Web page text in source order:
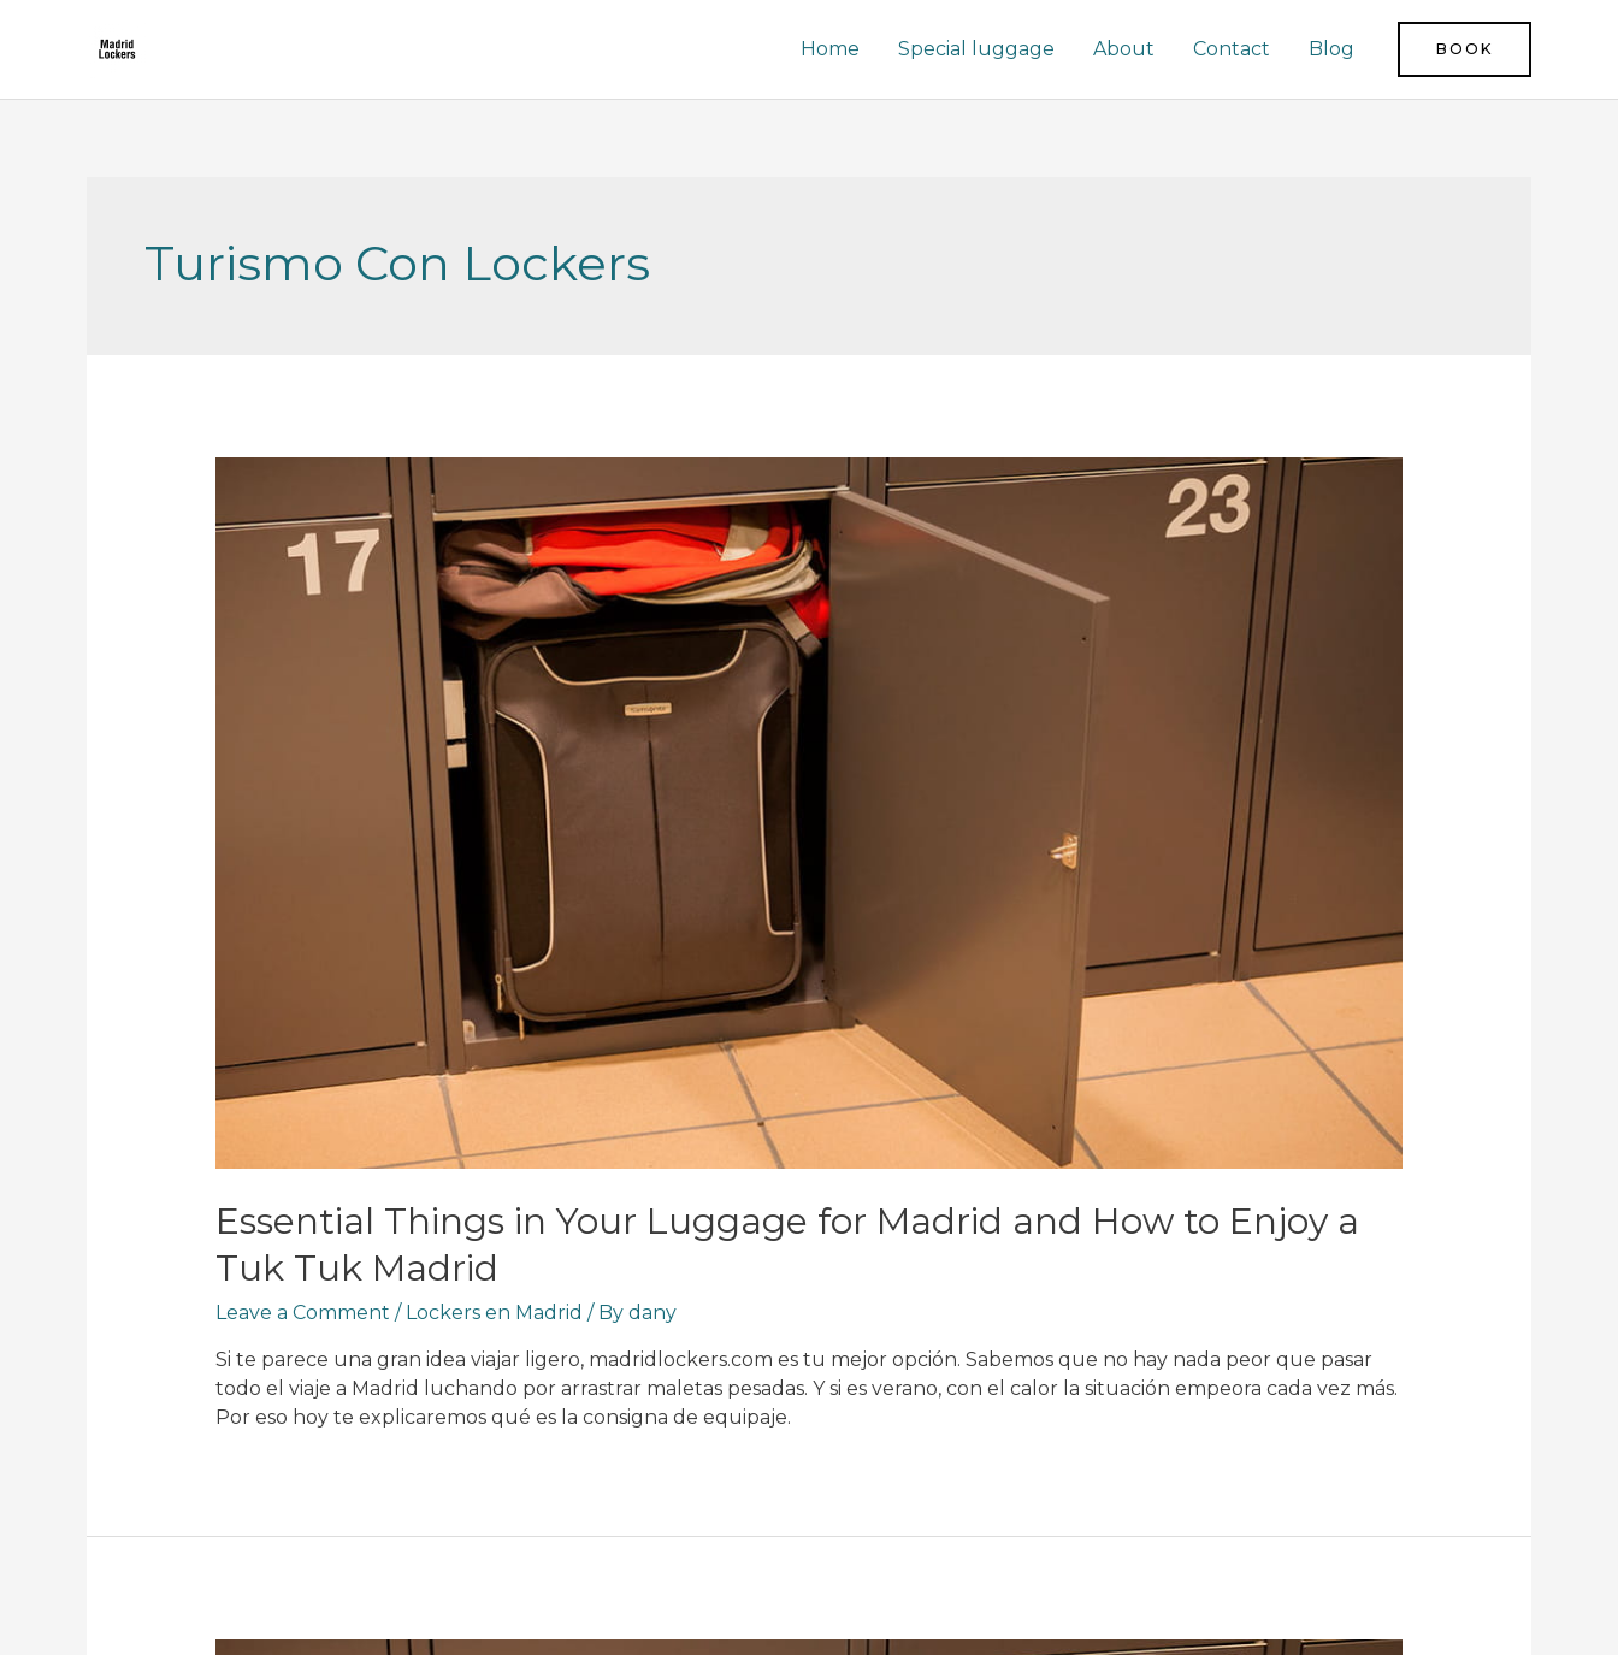
Home Special luggage About Contact Blog BOOK
Turismo Con Lockers
Essential Things in Your Luggage for Madrid and How to Enjoy a
Tuk Tuk Madrid
Leave a Comment / Lockers en Madrid / By dany
Si te parece una gran idea viajar ligero, madridlockers.com es tu mejor opción. Sabemos que no hay nada peor que pasar
todo el viaje a Madrid luchando por arrastrar maletas pesadas. Y si es verano, con el calor la situación empeora cada vez más.
Por eso hoy te explicaremos qué es la consigna de equipaje.